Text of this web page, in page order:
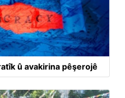
û avakirina pêşerojê